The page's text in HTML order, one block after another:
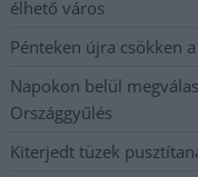
élhető város
Pénteken újra csökken
Napokon belül
Országgyűlés
Kiterjedt tüzek